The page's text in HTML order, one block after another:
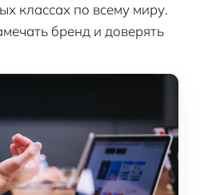
классах по всему миру.
бренд и доверять